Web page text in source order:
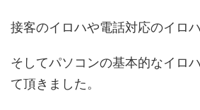
接客のイロハや電話対応のイロハ
そしてパソコンの基本的なイロ
て頂きました。